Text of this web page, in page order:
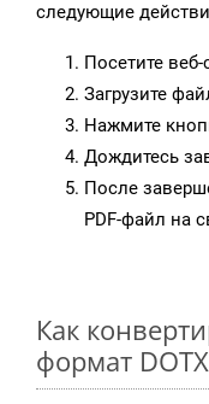
следующие
Посетите веб-
Загрузите
Нажмите
Дождитесь
После
PDF-файл на
Как
формат DOTX